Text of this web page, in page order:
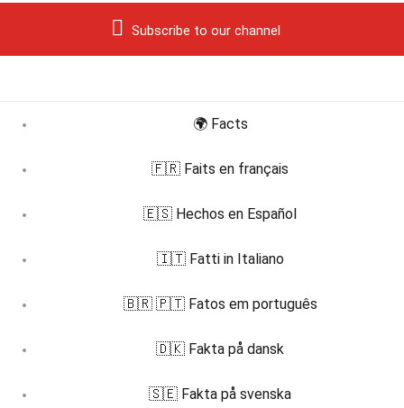
Subscribe to our channel
🌍 Facts
🇫🇷 Faits en français
🇪🇸 Hechos en Español
🇮🇹 Fatti in Italiano
🇧🇷 🇵🇹 Fatos em português
🇩🇰 Fakta på dansk
🇸🇪 Fakta på svenska